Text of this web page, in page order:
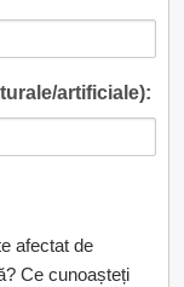
artificiale):
afectat de
Ce cunoașteți